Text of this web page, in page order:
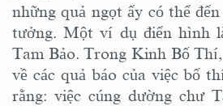
những quả ngọt ấy có thể
tưởng. Một ví dụ điển hình
Tam Bảo. Trong Kinh Bố
về các quả báo của việc bố
rằng: việc cúng dường chư